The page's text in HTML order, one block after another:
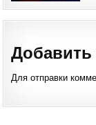
Для отправки